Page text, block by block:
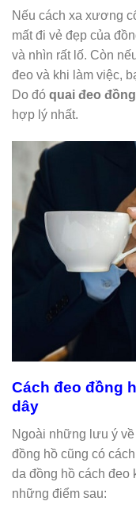
Nếu cách xa xương
mất đi vẻ đẹp của
và nhìn rất lố. Còn
đeo và khi làm việc,
Do đó quai đeo
hợp lý nhất.
Cách đeo đồng
dây
Ngoài những lưu ý
đồng hồ cũng có
da đồng hồ cách đeo
những điểm sau: